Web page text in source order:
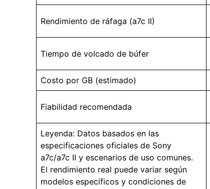
Rendimiento de ráfaga (a7c II)
Tiempo de volcado de búfer
Costo por GB (estimado)
Fiabilidad recomendada
Leyenda: Datos basados en las
especificaciones oficiales de Sony
a7c/a7c II y escenarios de uso comunes.
El rendimiento real puede variar según
modelos específicos y condiciones de